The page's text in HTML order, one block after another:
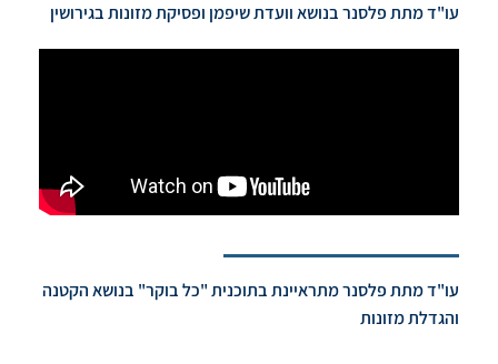
עו"ד מתת פלסנר בנושא וועדת שיפמן ופסיקת מזונות בגירושין
עו"ד מתת פלסנר מתראיינת בתוכנית "כל בוקר" בנושא הקטנה
והגדלת מזונות